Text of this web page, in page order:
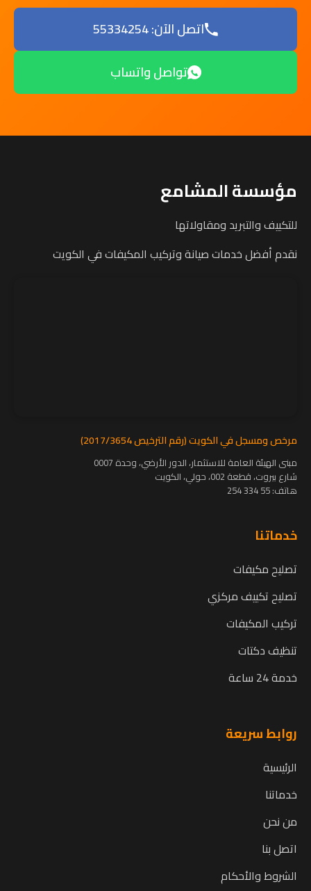
اتصل الآن: 55334254
تواصل واتساب
مؤسسة المشامع
للتكييف والتبريد ومقاولاتها
نقدم أفضل خدمات صيانة وتركيب المكيفات في الكويت
مرخص ومسجل في الكويت (رقم الترخيص 2017/3654)
مبنى الهيئة العامة للاستثمار، الدور الأرضي، وحدة 0007
شارع بيروت، قطعة 002، حولي، الكويت
هاتف:55 334 254
خدماتنا
تصليح مكيفات
تصليح تكييف مركزي
تركيب المكيفات
تنظيف دكتات
خدمة 24 ساعة
روابط سريعة
الرئيسية
خدماتنا
من نحن
اتصل بنا
الشروط والأحكام